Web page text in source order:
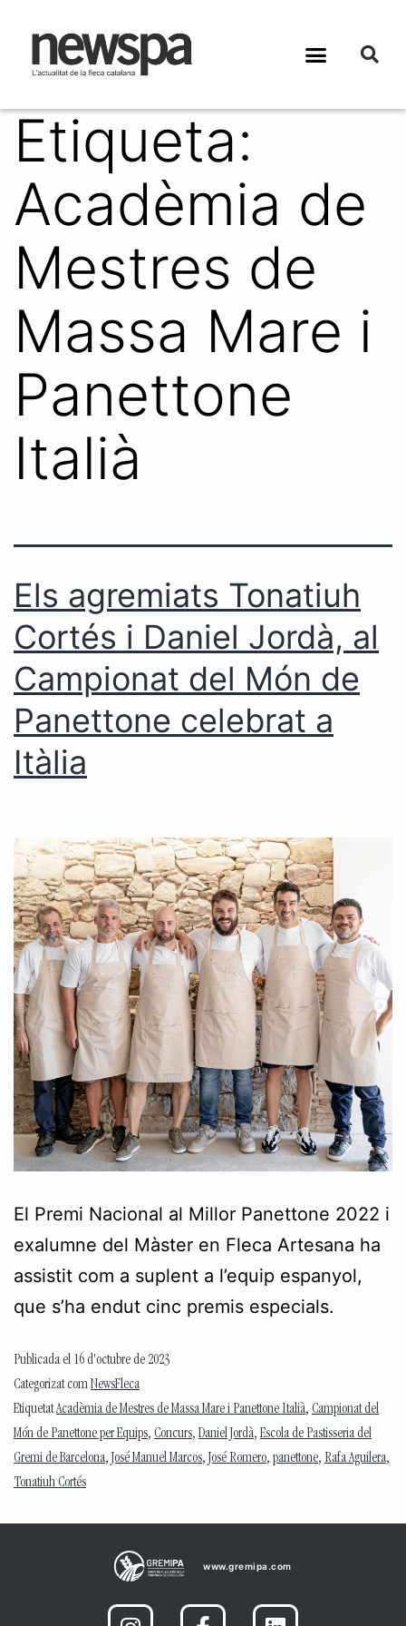
Etiqueta:
Acadèmia de
Mestres de
Massa Mare i
Panettone
Italià
Els agremiats Tonatiuh
Cortés i Daniel Jordà, al
Campionat del Món de
Panettone celebrat a
Itàlia
El Premi Nacional al Millor Panettone 2022 i
exalumne del Màster en Fleca Artesana ha
assistit com a suplent a l’equip espanyol,
que s’ha endut cinc premis especials.
Publicada el 16 d'octubre de 2023
Categorizat comNewsFleca
EtiquetatAcadèmia de Mestres de Massa Mare i Panettone Italià, Campionat del
Món de Panettone per Equips, Concurs, Daniel Jordà, Escola de Pastisseria del
Gremi de Barcelona, José Manuel Marcos, José Romero, panettone, Rafa Aguilera,
Tonatiuh Cortés
www.gremipa.com